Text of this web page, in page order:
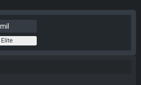
Elite